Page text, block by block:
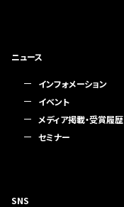
ニュース
インフォメーション
イベント
メディア掲載・受賞履歴
セミナー
SNS